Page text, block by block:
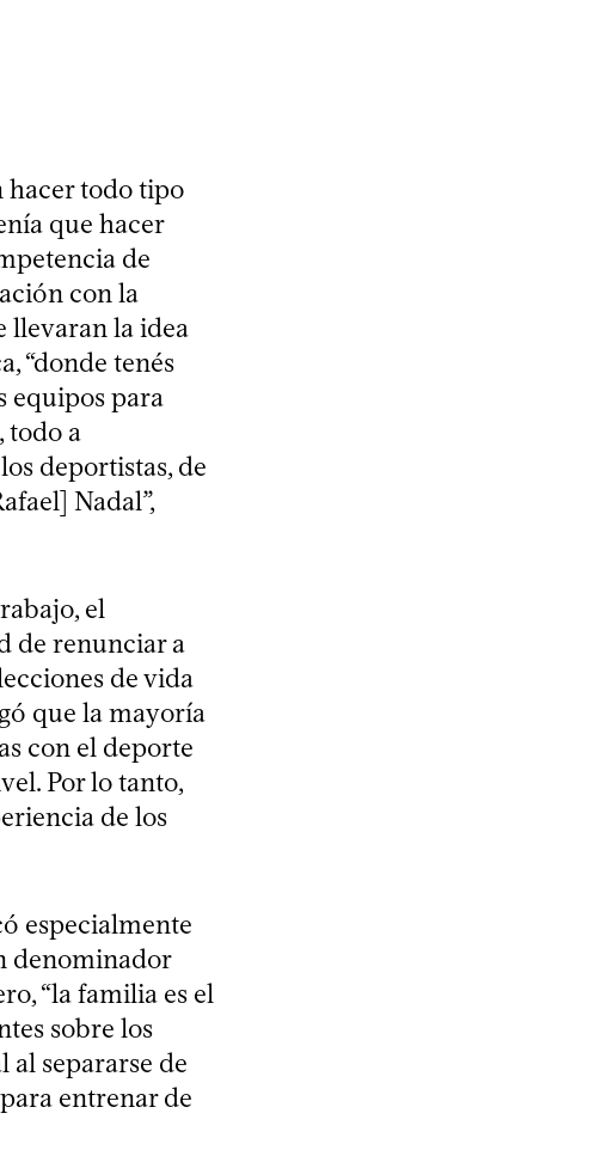
hacer todo tipo
que hacer
de
con la
llevaran la idea
“donde tenés
equipos para
todo a
deportistas, de
Nadal”,
el
de renunciar a
de vida
que la mayoría
con el deporte
Por lo tanto,
de los
especialmente
denominador
“la familia es el
sobre los
al separarse de
entrenar de